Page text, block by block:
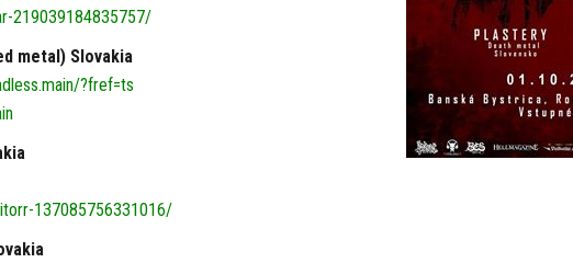
219039184835757/
metal) Slovakia
?fref=ts
137085756331016/